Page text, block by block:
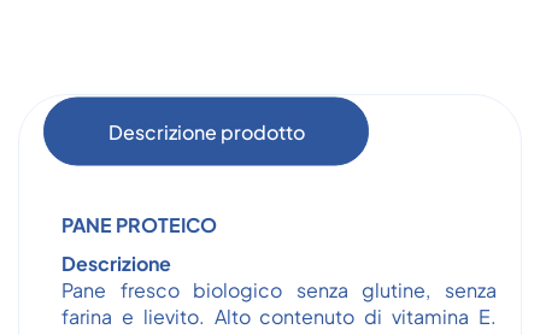
Descrizione prodotto
PANE PROTEICO
Descrizione
Pane fresco biologico senza glutine, senza
farina e lievito. Alto contenuto di vitamina E.